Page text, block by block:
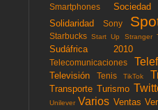
Smartphones Sociedad
Solidaridad Sony
Starbucks Start Up Stranger
Sudáfrica 2010
Telecomunicaciones
Televisión Tenis TikTok
Transporte Turismo
Unilever Varios Ventas